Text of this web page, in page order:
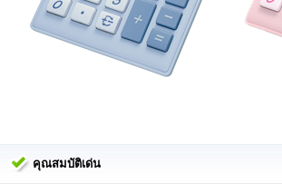
คุณสมบัติเด่น